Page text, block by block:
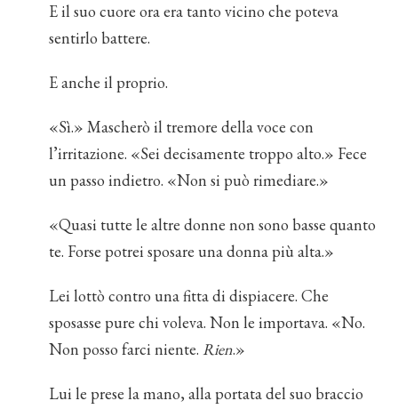
E il suo cuore ora era tanto vicino che poteva
sentirlo battere.
E anche il proprio.
«Sì.» Mascherò il tremore della voce con
l’irritazione. «Sei decisamente troppo alto.» Fece
un passo indietro. «Non si può rimediare.»
«Quasi tutte le altre donne non sono basse quanto
te. Forse potrei sposare una donna più alta.»
Lei lottò contro una fitta di dispiacere. Che
sposasse pure chi voleva. Non le importava. «No.
Non posso farci niente.Rien.»
Lui le prese la mano, alla portata del suo braccio